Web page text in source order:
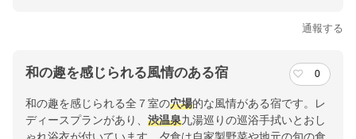
通報する
和の趣を感じられる風情のある宿 0
和の趣を感じられる全７室の穴場的な風情がある宿です。レ
ディースプランがあり、 渋温泉九湯巡りの巡浴手拭いとおし
ゃれ浴衣が付いています。夕食は自家製野菜や地元の旬の食